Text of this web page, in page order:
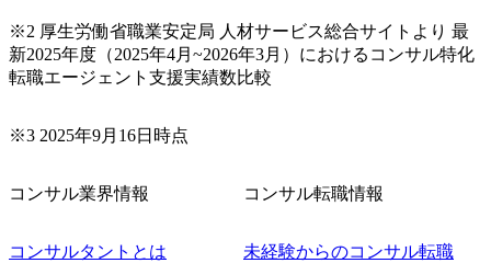
※2 厚生労働省職業安定局 人材サービス総合サイトより 最
新2025年度（2025年4月~2026年3月）におけるコンサル特化
転職エージェント支援実績数比較
※3 2025年9月16日時点
コンサル業界情報
コンサルタントとは
コンサル転職情報
未経験からのコンサル転職